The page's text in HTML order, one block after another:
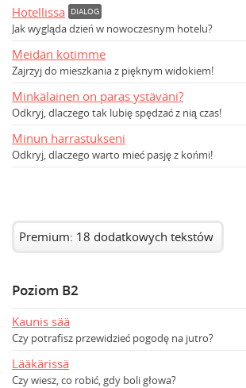
Hotellissa DIALOG
Jak wygląda dzień w nowoczesnym hotelu?
Meidän kotimme
Zajrzyj do mieszkania z pięknym widokiem!
Minkälainen on paras ystäväni?
Odkryj, dlaczego tak lubię spędzać z nią czas!
Minun harrastukseni
Odkryj, dlaczego warto mieć pasję z końmi!
Premium: 18 dodatkowych tekstów
Poziom B2
Kaunis sää
Czy potrafisz przewidzieć pogodę na jutro?
Lääkärissä
Czy wiesz, co robić, gdy boli głowa?